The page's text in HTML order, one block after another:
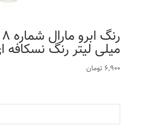
میلی لیتر رنگ
6,900 تومان